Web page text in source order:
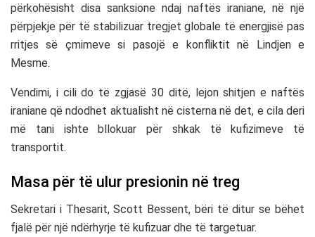
përkohësisht disa sanksione ndaj naftës iraniane, në një
përpjekje për të stabilizuar tregjet globale të energjisë pas
rritjes së çmimeve si pasojë e konfliktit në Lindjen e
Mesme.
Vendimi, i cili do të zgjasë 30 ditë, lejon shitjen e naftës
iraniane që ndodhet aktualisht në cisterna në det, e cila deri
më tani ishte bllokuar për shkak të kufizimeve të
transportit.
Masa për të ulur presionin në treg
Sekretari i Thesarit,Scott Bessent, bëri të ditur se bëhet
fjalë për një ndërhyrje të kufizuar dhe të targetuar.